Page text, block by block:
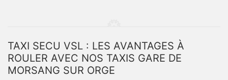
TAXI SECU VSL : LES AVANTAGES À
ROULER AVEC NOS TAXIS GARE DE
MORSANG SUR ORGE